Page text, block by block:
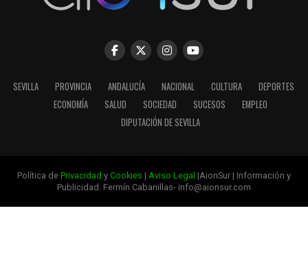
SEVILLA PROVINCIA ANDALUCÍA NACIONAL CULTURA
DEPORTES
ECONOMÍA
SALUD SOCIEDAD SUCESOS
EMPLEO
DIPUTACIÓN DE SEVILLA
Política de Privacidad y Cookies | Aviso Legal |AionSur | Información y
Publicidad: Fermín Cabanillas- info@aionsur.com